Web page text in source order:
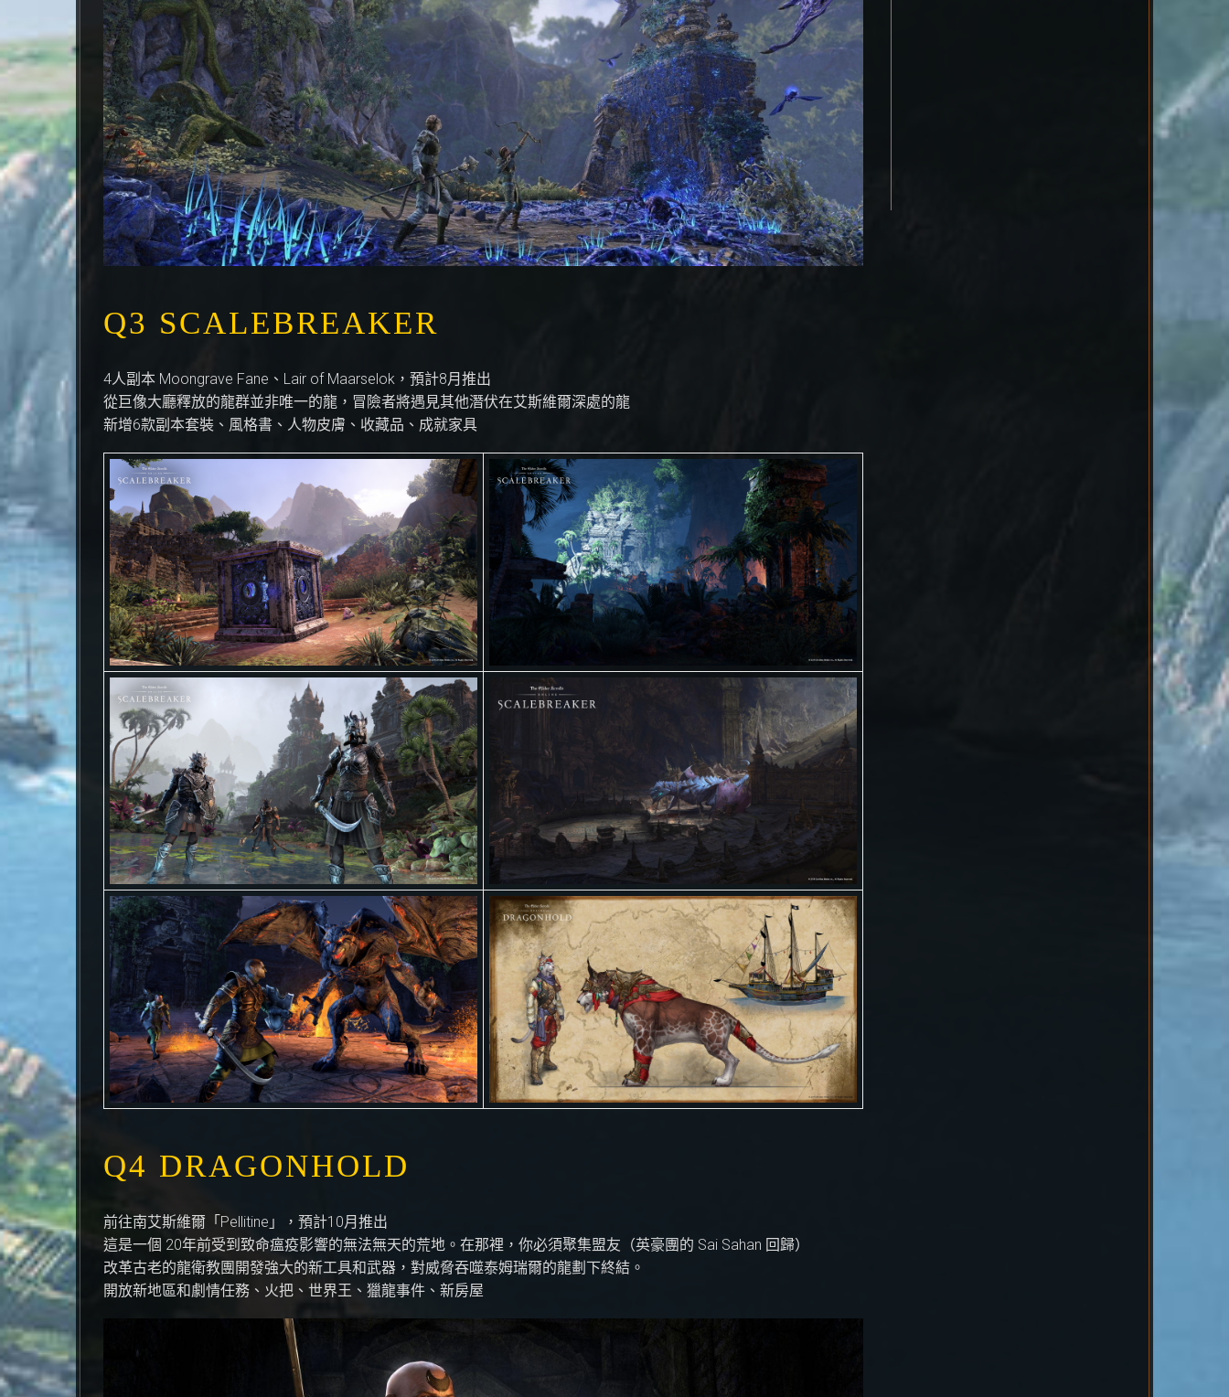
Q3 SCALEBREAKER
4人副本 Moongrave Fane、Lair of Maarselok，預計8月推出
從巨像大廳釋放的龍群並非唯一的龍，冒險者將遇見其他潛伏在艾斯維爾深處的龍
新增6款副本套裝、風格書、人物皮膚、收藏品、成就家具
Q4 DRAGONHOLD
前往南艾斯維爾「Pellitine」，預計10月推出
這是一個 20年前受到致命瘟疫影響的無法無天的荒地。在那裡，你必須聚集盟友（英豪團的 Sai Sahan 回歸）
改革古老的龍衛教團開發強大的新工具和武器，對威脅吞噬泰姆瑞爾的龍劃下終結。
開放新地區和劇情任務、火把、世界王、獵龍事件、新房屋